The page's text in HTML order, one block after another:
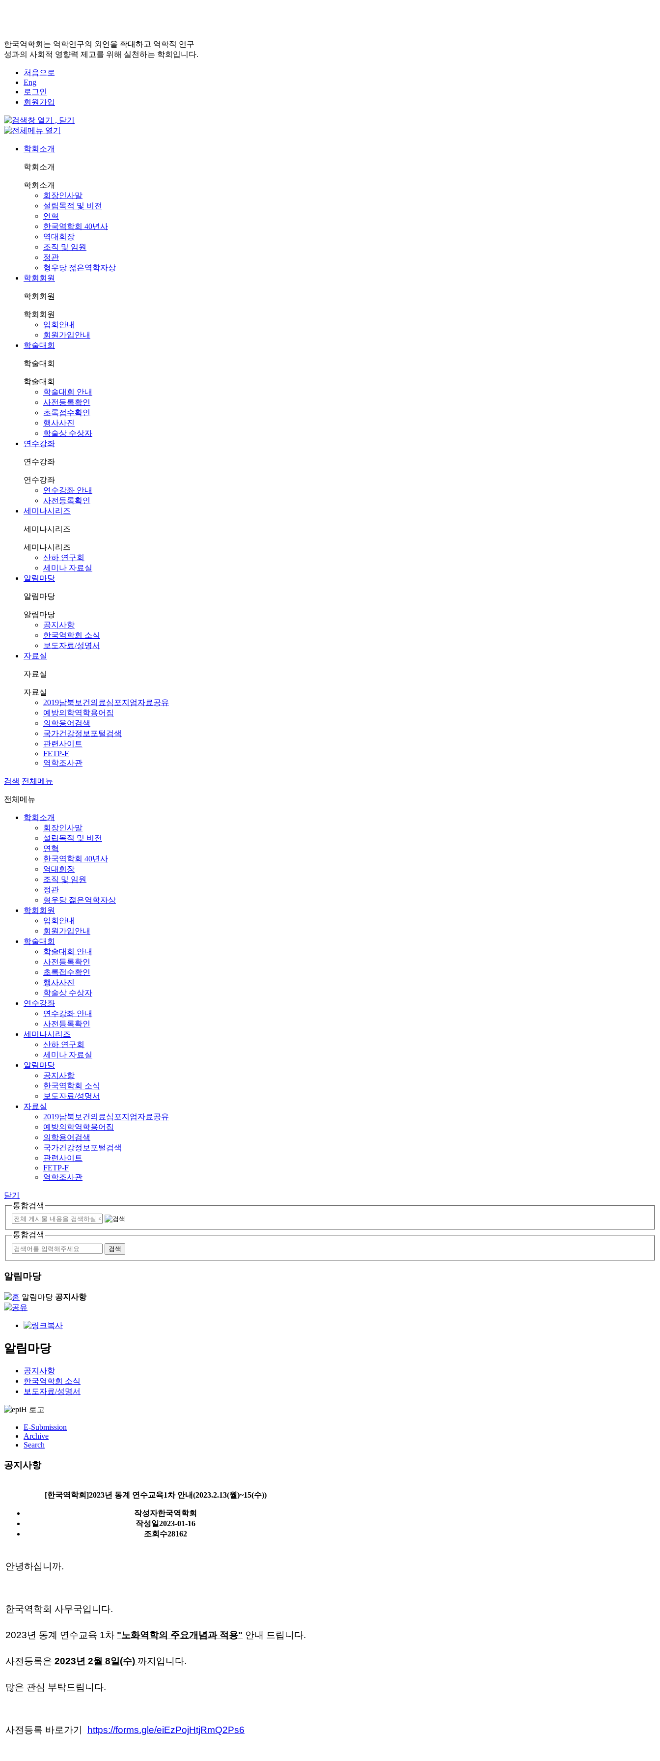
한국역학회는 역학연구의 외연을 확대하고 역학적 연구
성과의 사회적 영향력 제고를 위해 실천하는 학회입니다.
처음으로
Eng
로그인
회원가입
학회소개
학회소개
학회소개
회장인사말
설립목적 및 비전
연혁
한국역학회 40년사
역대회장
조직 및 임원
정관
형우당 젊은역학자상
학회회원
학회회원
학회회원
입회안내
회원가입안내
학술대회
학술대회
학술대회
학술대회 안내
사전등록확인
초록접수확인
행사사진
학술상 수상자
연수강좌
연수강좌
연수강좌
연수강좌 안내
사전등록확인
세미나시리즈
세미나시리즈
세미나시리즈
산하 연구회
세미나 자료실
알림마당
알림마당
알림마당
공지사항
한국역학회 소식
보도자료/성명서
자료실
자료실
자료실
2019남북보건의료심포지엄자료공유
예방의학역학용어집
의학용어검색
국가건강정보포털검색
관련사이트
FETP-F
역학조사관
검색 전체메뉴
전체메뉴
학회소개
회장인사말
설립목적 및 비전
연혁
한국역학회 40년사
역대회장
조직 및 임원
정관
형우당 젊은역학자상
학회회원
입회안내
회원가입안내
학술대회
학술대회 안내
사전등록확인
초록접수확인
행사사진
학술상 수상자
연수강좌
연수강좌 안내
사전등록확인
세미나시리즈
산하 연구회
세미나 자료실
알림마당
공지사항
한국역학회 소식
보도자료/성명서
자료실
2019남북보건의료심포지엄자료공유
예방의학역학용어집
의학용어검색
국가건강정보포털검색
관련사이트
FETP-F
역학조사관
닫기
통합검색
통합검색
알림마당
알림마당 공지사항
알림마당
공지사항
한국역학회 소식
보도자료/성명서
E-Submission
Archive
Search
공지사항
[한국역학회]2023년 동계 연수교육1차 안내(2023.2.13(월)~15(수))
작성자한국역학회
작성일2023-01-16
조회수28162
안녕하십니까.
한국역학회 사무국입니다.
2023년 동계 연수교육 1차 "노화역학의 주요개념과 적용" 안내 드립니다.
사전등록은 2023년 2월 8일(수) 까지입니다.
많은 관심 부탁드립니다.
사전등록 바로가기 https://forms.gle/eiEzPojHtjRmQ2Ps6